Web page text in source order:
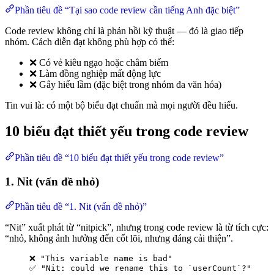
Phần tiêu đề “Tại sao code review cần tiếng Anh đặc biệt”
Code review không chỉ là phản hồi kỹ thuật — đó là giao tiếp
nhóm. Cách diễn đạt không phù hợp có thể:
❌ Có vẻ kiêu ngạo hoặc châm biếm
❌ Làm đồng nghiệp mất động lực
❌ Gây hiểu lầm (đặc biệt trong nhóm đa văn hóa)
Tin vui là: có một bộ biểu đạt chuẩn mà mọi người đều hiểu.
10 biểu đạt thiết yếu trong code review
Phần tiêu đề “10 biểu đạt thiết yếu trong code review”
1. Nit (vấn đề nhỏ)
Phần tiêu đề “1. Nit (vấn đề nhỏ)”
“Nit” xuất phát từ “nitpick”, nhưng trong code review là từ tích cực:
“nhỏ, không ảnh hưởng đến cốt lõi, nhưng đáng cải thiện”.
❌ "This variable name is bad"
✅ "Nit: could we rename this to `userCount`?"